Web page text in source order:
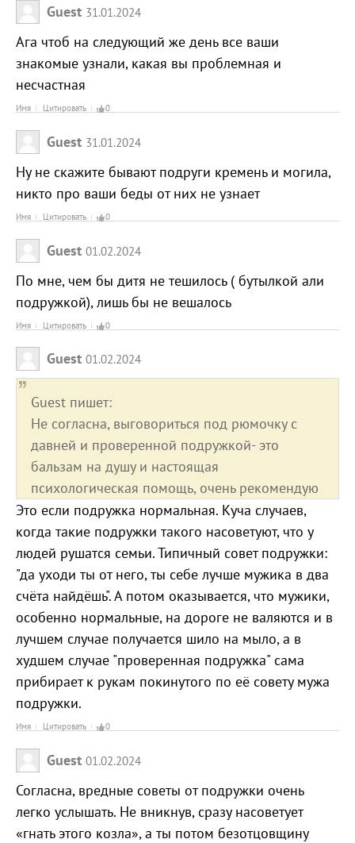
Guest 31.01.2024
Ага чтоб на следующий же день все ваши
знакомые узнали, какая вы проблемная и
несчастная
Имя Цитировать 0
Guest 31.01.2024
Ну не скажите бывают подруги кремень и могила,
никто про ваши беды от них не узнает
Имя Цитировать 0
Guest 01.02.2024
По мне, чем бы дитя не тешилось ( бутылкой али
подружкой), лишь бы не вешалось
Имя Цитировать 0
Guest 01.02.2024
Guest пишет:
Не согласна, выговориться под рюмочку с
давней и проверенной подружкой- это
бальзам на душу и настоящая
психологическая помощь, очень рекомендую
Это если подружка нормальная. Куча случаев,
когда такие подружки такого насоветуют, что у
людей рушатся семьи. Типичный совет подружки:
"да уходи ты от него, ты себе лучше мужика в два
счёта найдёшь". А потом оказывается, что мужики,
особенно нормальные, на дороге не валяются и в
лучшем случае получается шило на мыло, а в
худшем случае "проверенная подружка" сама
прибирает к рукам покинутого по её совету мужа
подружки.
Имя Цитировать 0
Guest 01.02.2024
Согласна, вредные советы от подружки очень
легко услышать. Не вникнув, сразу насоветует
«гнать этого козла», а ты потом безотцовщину